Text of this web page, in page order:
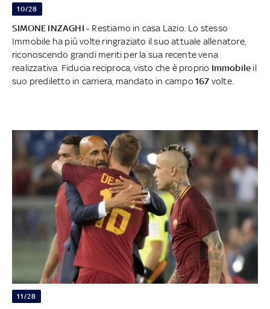
10/28
SIMONE INZAGHI - Restiamo in casa Lazio. Lo stesso
Immobile ha più volte ringraziato il suo attuale allenatore,
riconoscendo grandi meriti per la sua recente vena
realizzativa. Fiducia reciproca, visto che è proprio Immobile il
suo prediletto in carriera, mandato in campo 167 volte.
11/28